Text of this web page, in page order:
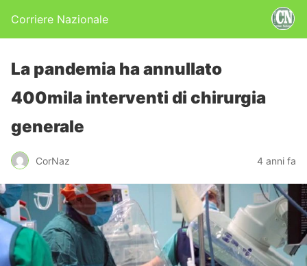
Corriere Nazionale
La pandemia ha annullato
400mila interventi di chirurgia
generale
CorNaz 4 anni fa